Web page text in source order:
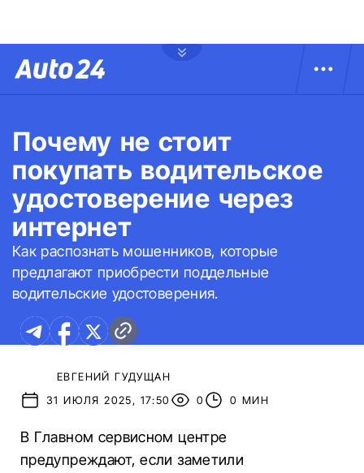
Почему не стоит
покупать водительское
удостоверение через
интернет
Как распознать мошенников, которые
предлагают приобрести поддельные
водительские удостоверения.
ЕВГЕНИЙ ГУДУЩАН
31 ИЮЛЯ 2025, 17:50
0 0 МИН
В Главном сервисном центре
предупреждают, если заметили